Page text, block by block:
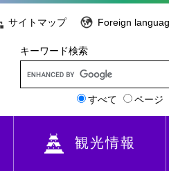
サイトマップ Foreign
キーワード検索
すべて ページ
観光情報